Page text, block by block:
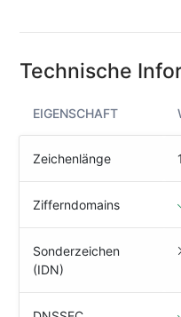
Domain
SECURITY
Responsible
Disclosure
RESSOURCEN
creoline.com
Kundencenter
Technische
EIGENSCHAFT
Zeichenlänge
Zifferndomains
Sonderzeichen
(IDN)